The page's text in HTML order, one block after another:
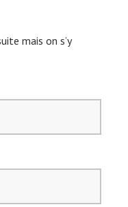
mais on s’y